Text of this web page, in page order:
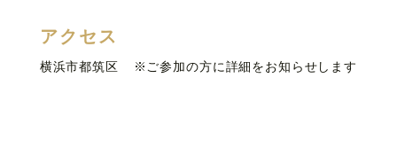
アクセス
横浜市都筑区 ※ご参加の方に詳細をお知らせします